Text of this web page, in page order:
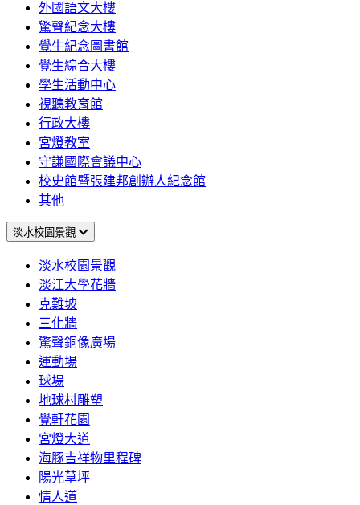
外國語文大樓
驚聲紀念大樓
覺生紀念圖書館
覺生綜合大樓
學生活動中心
視聽教育館
行政大樓
宮燈教室
守謙國際會議中心
校史館暨張建邦創辦人紀念館
其他
淡水校園景觀
淡水校園景觀
淡江大學花牆
克難坡
三化牆
驚聲銅像廣場
運動場
球場
地球村雕塑
覺軒花園
宮燈大道
海豚吉祥物里程碑
陽光草坪
情人道